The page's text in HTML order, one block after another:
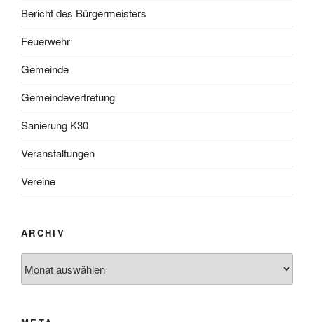
Bericht des Bürgermeisters
Feuerwehr
Gemeinde
Gemeindevertretung
Sanierung K30
Veranstaltungen
Vereine
ARCHIV